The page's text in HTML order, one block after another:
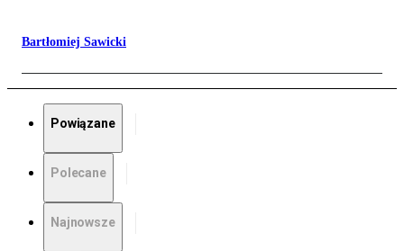
Bartłomiej Sawicki
Powiązane
Polecane
Najnowsze